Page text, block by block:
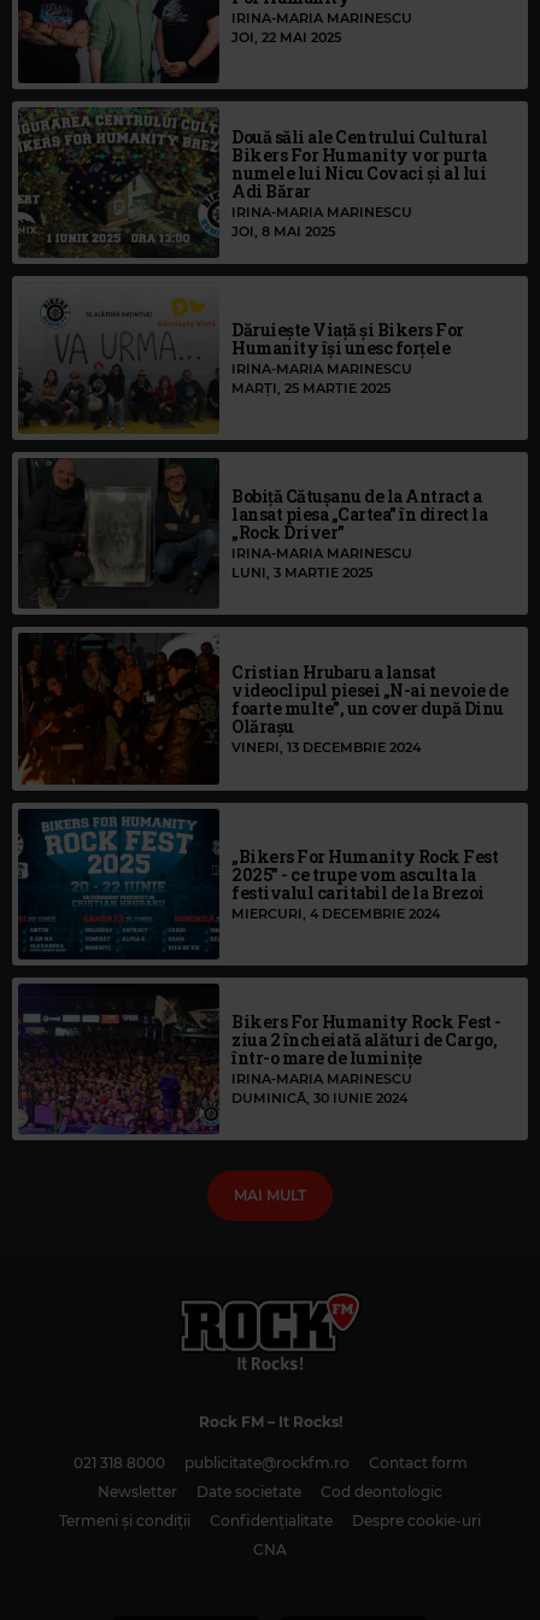
IRINA-MARIA MARINESCU
JOI, 22 MAI 2025
Două săli ale Centrului Cultural
Bikers For Humanity vor purta
numele lui Nicu Covaci și al lui
Adi Bărar
IRINA-MARIA MARINESCU
JOI, 8 MAI 2025
Dăruiește Viață și Bikers For
Humanity își unesc forțele
IRINA-MARIA MARINESCU
MARȚI, 25 MARTIE 2025
Bobiță Cătușanu de la Antract a
lansat piesa „Cartea” în direct la
„Rock Driver”
IRINA-MARIA MARINESCU
LUNI, 3 MARTIE 2025
Cristian Hrubaru a lansat
videoclipul piesei „N-ai nevoie de
foarte multe”, un cover după Dinu
Olărașu
VINERI, 13 DECEMBRIE 2024
„Bikers For Humanity Rock Fest
2025” - ce trupe vom asculta la
festivalul caritabil de la Brezoi
MIERCURI, 4 DECEMBRIE 2024
Bikers For Humanity Rock Fest -
ziua 2 încheiată alături de Cargo,
într-o mare de luminițe
IRINA-MARIA MARINESCU
DUMINICĂ, 30 IUNIE 2024
MAI MULT
Rock FM– It Rocks!
021 318 8000 publicitate@rockfm.ro
Contact form
Newsletter
Date societate
Cod deontologic
Termeni și condiții
Confidențialitate
Despre cookie-uri
CNA